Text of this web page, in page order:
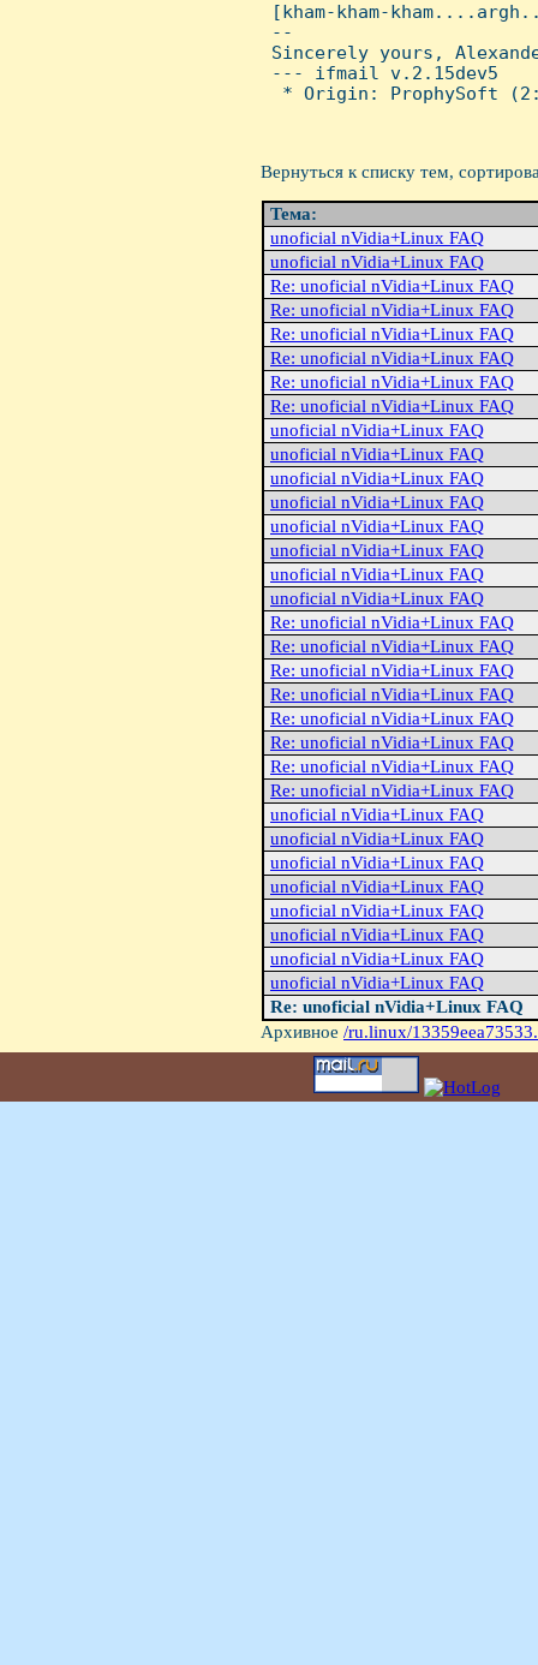
[kham-kham-
--
Sincerely yours,
--- ifmail v.2.15dev5
* Origin: ProphySoft
Вернуться к списку тем,
Тема:
unoficial nVidia+Linux FAQ
unoficial nVidia+Linux FAQ
Re: unoficial nVidia+Linux FAQ
Re: unoficial nVidia+Linux FAQ
Re: unoficial nVidia+Linux FAQ
Re: unoficial nVidia+Linux FAQ
Re: unoficial nVidia+Linux FAQ
Re: unoficial nVidia+Linux FAQ
unoficial nVidia+Linux FAQ
unoficial nVidia+Linux FAQ
unoficial nVidia+Linux FAQ
unoficial nVidia+Linux FAQ
unoficial nVidia+Linux FAQ
unoficial nVidia+Linux FAQ
unoficial nVidia+Linux FAQ
unoficial nVidia+Linux FAQ
Re: unoficial nVidia+Linux FAQ
Re: unoficial nVidia+Linux FAQ
Re: unoficial nVidia+Linux FAQ
Re: unoficial nVidia+Linux FAQ
Re: unoficial nVidia+Linux FAQ
Re: unoficial nVidia+Linux FAQ
Re: unoficial nVidia+Linux FAQ
Re: unoficial nVidia+Linux FAQ
unoficial nVidia+Linux FAQ
unoficial nVidia+Linux FAQ
unoficial nVidia+Linux FAQ
unoficial nVidia+Linux FAQ
unoficial nVidia+Linux FAQ
unoficial nVidia+Linux FAQ
unoficial nVidia+Linux FAQ
unoficial nVidia+Linux FAQ
Re: unoficial nVidia+Linux FAQ
Архивное /ru.linux/